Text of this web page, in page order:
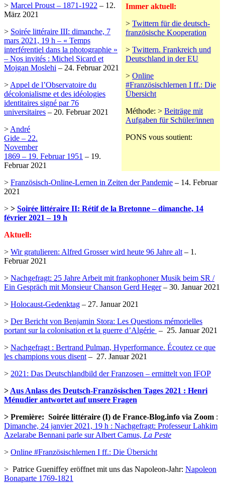
Immer aktuell:
> Twittern für die deutsch-
französische Kooperation
> Twittern. Frankreich und
Deutschland in der EU
> Online
#Französischlernen I ff.: Die
Übersicht
Méthode: > Beiträge mit
Aufgaben für Schüler/innen
PONS vous soutient:
> Marcel Proust – 1871-1922 – 12.
März 2021
> Soirée littéraire III: dimanche, 7
mars 2021, 19 h – « Temps
interférentiel dans la photographie »
– Nos invités : Michel Sicard et
Mojgan Moslehi – 24. Februar 2021
> Appel de l’Observatoire du
décolonialisme et des idéologies
identitaires signé par 76
universitaires – 20. Februar 2021
> André
Gide – 22.
November
1869 – 19. Februar 1951 – 19.
Februar 2021
> Französisch-Online-Lernen in Zeiten der Pandemie – 14. Februar
2021
> > Soirée littéraire II: Rétif de la Bretonne – dimanche, 14
février 2021 – 19 h
Aktuell:
> Wir gratulieren: Alfred Grosser wird heute 96 Jahre alt – 1.
Februar 2021
> Nachgefragt: 25 Jahre Arbeit mit frankophoner Musik beim SR /
Ein Gespräch mit Monsieur Chanson Gerd Heger– 30. Januar 2021
> Holocaust-Gedenktag – 27. Januar 2021
> Der Bericht von Benjamin Stora: Les Questions mémorielles
portant sur la colonisation et la guerre d’Algérie – 25. Januar 2021
> Nachgefragt : Bertrand Pulman, Hyperformance. Écoutez ce que
les champions vous disent – 27. Januar 2021
> 2021: Das Deutschlandbild der Franzosen – ermittelt von IFOP
> Aus Anlass des Deutsch-Französischen Tages 2021 : Henri
Ménudier antwortet auf unsere Fragen
> Première: Soirée littéraire (I) de France-Blog.info via Zoom :
Dimanche, 24 janvier 2021, 19 h : Nachgefragt: Professeur Lahkim
Azelarabe Bennani parle sur Albert Camus, La Peste
> Online #Französischlernen I ff.: Die Übersicht
> Patrice Gueniffey eröffnet mit uns das Napoleon-Jahr: Napoleon
Bonaparte 1769-1821